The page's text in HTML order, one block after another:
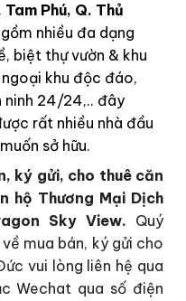
Phú, Q. Thủ
nhiều đa dạng
biệt thự vườn & khu
khu độc đáo,
ninh 24/24,.. đây
rất nhiều nhà đầu
sở hữu.
ký gửi, cho thuê căn
hộ Thương Mại Dịch
Sky View. Quý
mua bán, ký gửi cho
vui lòng liên hệ qua
Wechat qua số điện